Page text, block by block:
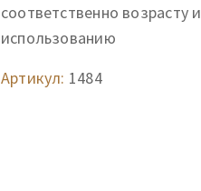
соответственно возрасту и
использованию
Артикул: 1484